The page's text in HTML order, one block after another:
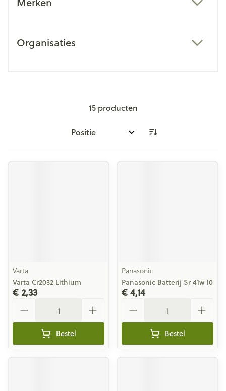
Organisaties
15producten
Sorteer op:
Varta
Varta Cr2032 Lithium
€ 2,33
Bestel
Panasonic
Panasonic Batterij Sr 41w 10
€ 4,14
Bestel